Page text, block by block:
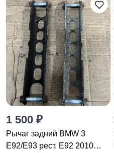
1 500 ₽
Рычаг задний BMW 3
E92/E93 рест. E92 2010